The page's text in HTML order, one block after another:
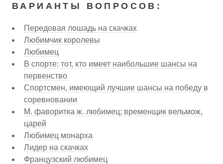
ВАРИАНТЫ ВОПРОСОВ:
Передовая лошадь на скачках
Любимчик королевы
Любимец
В спорте: тот, кто имеет наибольшие шансы на
первенство
Спортсмен, имеющий лучшие шансы на победу в
соревновании
М. фаворитка ж. любимец; временщик вельмож,
царей
Любимец монарха
Лидер на скачках
Французский любимец